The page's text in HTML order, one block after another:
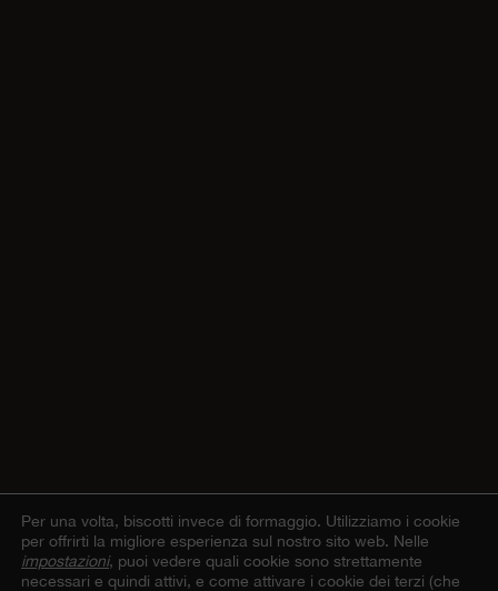
Per una volta, biscotti invece di formaggio. Utilizziamo i cookie
per offrirti la migliore esperienza sul nostro sito web. Nelle
impostazioni, puoi vedere quali cookie sono strettamente
necessari e quindi attivi, e come attivare i cookie dei terzi (che